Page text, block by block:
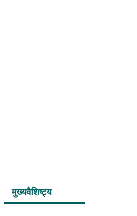
मुख्यवैशिष्ट्य